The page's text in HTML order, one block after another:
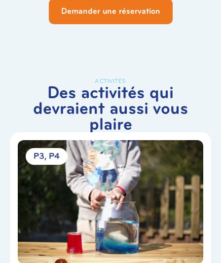
Demander une réservation
ACTIVITÉS
Des activités qui
devraient aussi vous
plaire
P3 P4